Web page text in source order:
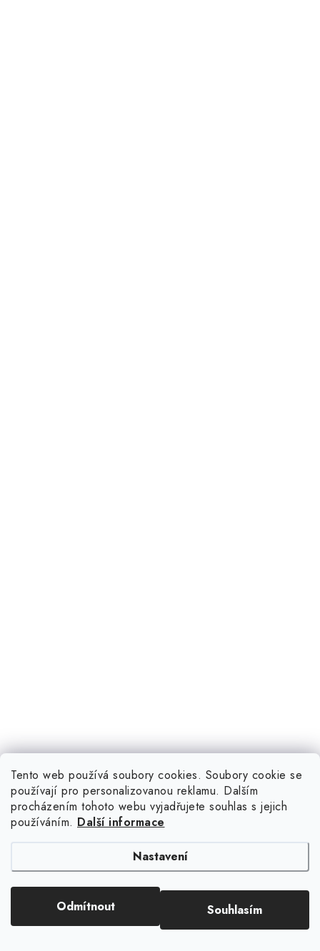
Tento web používá soubory cookies. Soubory cookie se
používají pro personalizovanou reklamu. Dalším
procházením tohoto webu vyjadřujete souhlas s jejich
používáním. Další informace
Nastavení
Odmítnout Souhlasím